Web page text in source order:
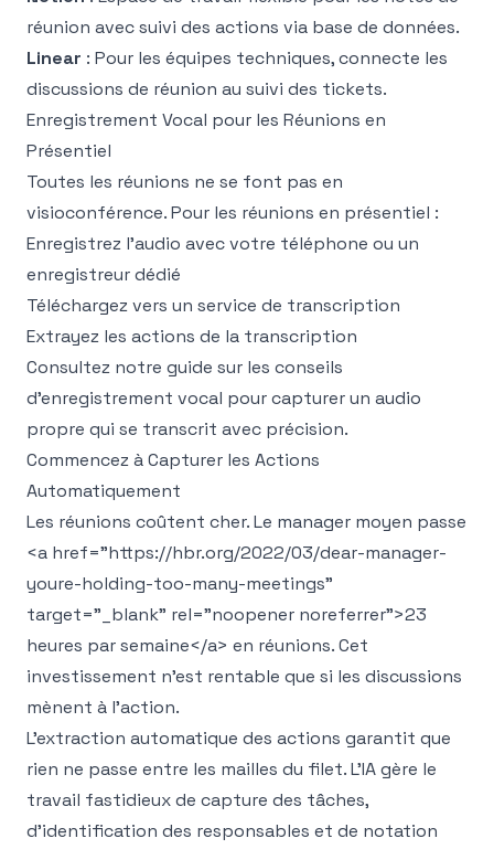
réunion avec suivi des actions via base de données.
Linear : Pour les équipes techniques, connecte les
discussions de réunion au suivi des tickets.
Enregistrement Vocal pour les Réunions en
Présentiel
Toutes les réunions ne se font pas en
visioconférence. Pour les réunions en présentiel :
Enregistrez l'audio avec votre téléphone ou un
enregistreur dédié
Téléchargez vers un service de transcription
Extrayez les actions de la transcription
Consultez notre guide sur les conseils
d'enregistrement vocal pour capturer un audio
propre qui se transcrit avec précision.
Commencez à Capturer les Actions
Automatiquement
Les réunions coûtent cher. Le manager moyen passe
<a href="https://hbr.org/2022/03/dear-manager-
youre-holding-too-many-meetings"
target="_blank" rel="noopener noreferrer">23
heures par semaine</a> en réunions. Cet
investissement n'est rentable que si les discussions
mènent à l'action.
L'extraction automatique des actions garantit que
rien ne passe entre les mailles du filet. L'IA gère le
travail fastidieux de capture des tâches,
d'identification des responsables et de notation